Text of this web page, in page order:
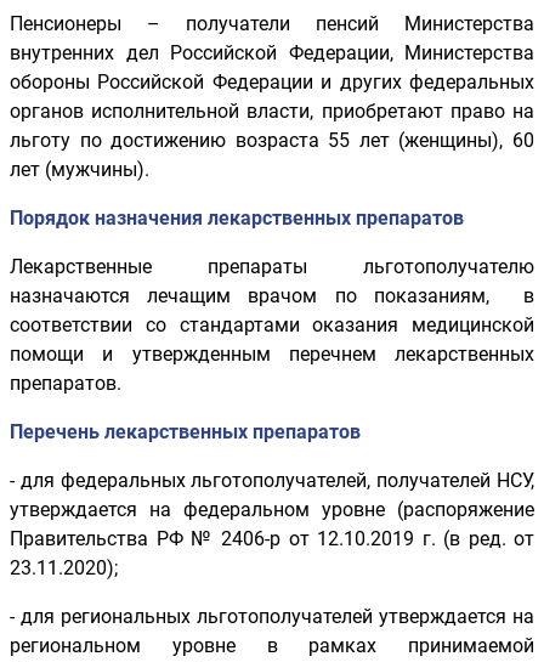
Пенсионеры – получатели пенсий Министерства
внутренних дел Российской Федерации, Министерства
обороны Российской Федерации и других федеральных
органов исполнительной власти, приобретают право на
льготу по достижению возраста 55 лет (женщины), 60
лет (мужчины).
Порядок назначения лекарственных препаратов
Лекарственные препараты льготополучателю
назначаются лечащим врачом по показаниям, в
соответствии со стандартами оказания медицинской
помощи и утвержденным перечнем лекарственных
препаратов.
Перечень лекарственных препаратов
- для федеральных льготополучателей, получателей НСУ,
утверждается на федеральном уровне (распоряжение
Правительства РФ № 2406-p от 12.10.2019 г. (в ред. от
23.11.2020);
- для региональных льготополучателей утверждается на
региональном уровне в рамках принимаемой